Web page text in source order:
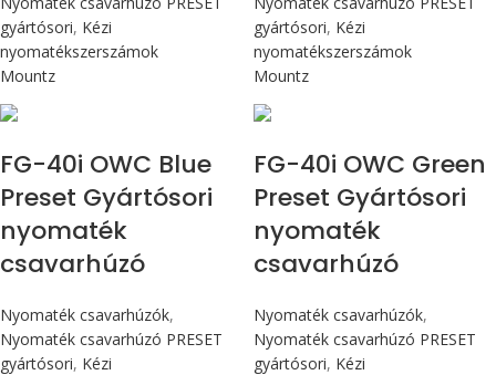
gyártósori, Kézi
nyomatékszerszámok
Mountz
gyártósori, Kézi
nyomatékszerszámok
Mountz
FG-40i OWC Blue
Preset Gyártósori
nyomaték
csavarhúzó
Nyomaték csavarhúzók,
Nyomaték csavarhúzó PRESET
gyártósori, Kézi
FG-40i OWC Green
Preset Gyártósori
nyomaték
csavarhúzó
Nyomaték csavarhúzók,
Nyomaték csavarhúzó PRESET
gyártósori, Kézi